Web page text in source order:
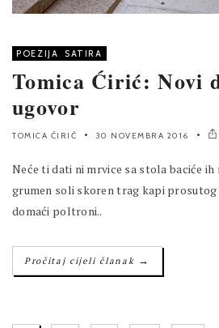
POEZIJA , SATIRA
Tomica Ćirić: Novi
ugovor
TOMICA ĆIRIĆ 30 NOVEMBRA 2016
Neće ti dati ni mrvice sa stola baciće ih
grumen soli skoren trag kapi prosutog
domaći poltroni..
Pročitaj cijeli članak →